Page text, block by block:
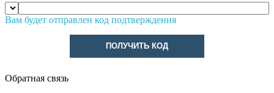
Вам будет отправлен код подтверждения
ПОЛУЧИТЬ КОД
Обратная связь